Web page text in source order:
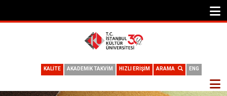
ENG
ARAMA
HIZLI ERİŞİM
AKADEMİK TAKVİM
KALİTE